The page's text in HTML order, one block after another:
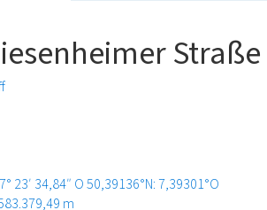
23′ 34,84″ O50,39136°N: 7,39301°O
m